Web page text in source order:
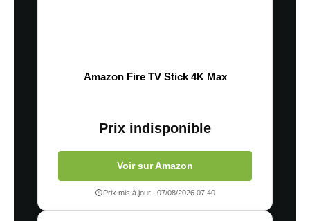
Amazon Fire TV Stick 4K Max
Prix indisponible
Voir sur Amazon
Prix mis à jour : 07/08/2026 07:40